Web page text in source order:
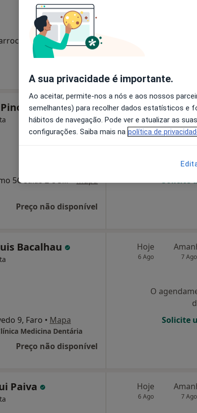
Rua Manuel Martins Garrocho 16a, Olhão •Mapa
Av Maria Lizarda Palermo 5C salas 2 e 3, Moncarapacho •Mapa
Preço não disponível
Hoje
6 Ago 7 Ago
O
Solicite
Bacalhau
9, Faro • Mapa
Medicina Dentária
Preço não disponível
Hoje
6 Ago 7 Ago
O
Solicite
Paiva Hoje
6 Ago 7 Ago
A sua privacidade é importante.
Ao aceitar, permite-nos a nós e aos nossos
semelhantes) para recolher dados estatísticos e
hábitos de navegação. Pode ver e atualizar as
configurações. Saiba mais na política de